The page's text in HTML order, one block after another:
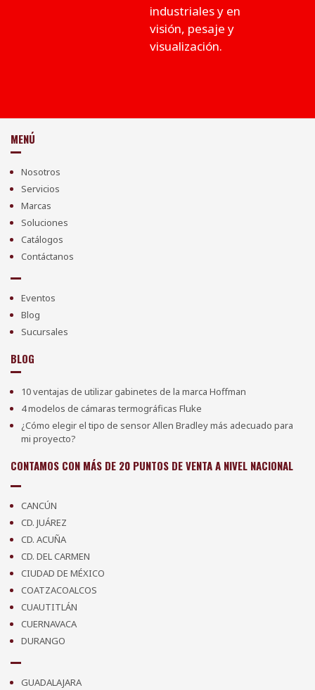
industriales y en
visión, pesaje y
visualización.
MENÚ
Nosotros
Servicios
Marcas
Soluciones
Catálogos
Contáctanos
Eventos
Blog
Sucursales
BLOG
10 ventajas de utilizar gabinetes de la marca Hoffman
4 modelos de cámaras termográficas Fluke
¿Cómo elegir el tipo de sensor Allen Bradley más adecuado para
mi proyecto?
CONTAMOS CON MÁS DE 20 PUNTOS DE VENTA A NIVEL NACIONAL
CANCÚN
CD. JUÁREZ
CD. ACUÑA
CD. DEL CARMEN
CIUDAD DE MÉXICO
COATZACOALCOS
CUAUTITLÁN
CUERNAVACA
DURANGO
GUADALAJARA